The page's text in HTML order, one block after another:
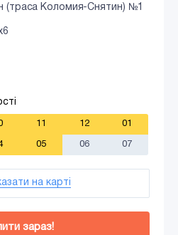
(траса Коломия-Снятин) №1
11 12 01
05 06 07
на карті
зараз!